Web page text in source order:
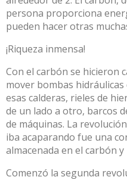
persona proporciona
pueden hacer otras
¡Riqueza inmensa!
Con el carbón se hicieron
mover bombas
esas calderas, rieles de
de un lado a otro, barcos
de máquinas. La
iba acaparando fue una
almacenada en el carbón
Comenzó la segunda